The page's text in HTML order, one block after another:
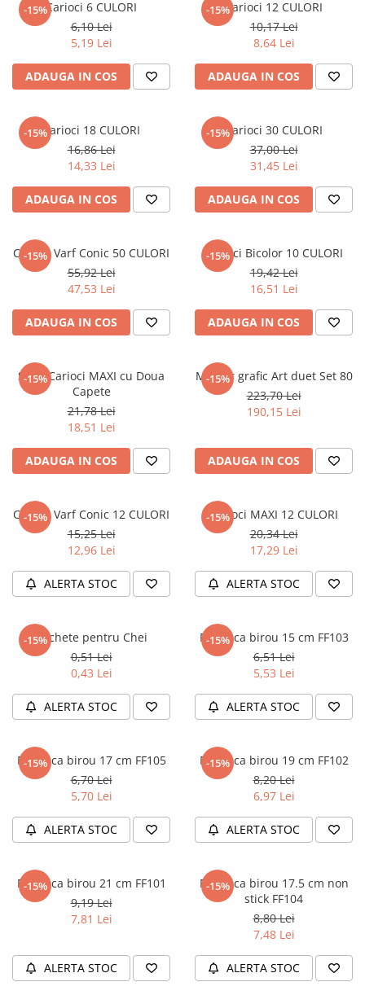
Numerologie
Paranormal
Parapsihologie
Ramtha
ReConnect
ScienceConnection
SelfHealing
Vindecare Spirituala
Diete
Masaj
MedConnect
Medicina & Farmacie
Medicina Pentru Toti
SealfHealing
Sport
Starea de bine
Terapii Alternative
AudioBook
Beletristica
Biografii, Memorii, Jurnale
Carti erotice
Carti pentru Adolescenti, Young
Crime, Thriller, Mistery
Literatura Universala
Romane de dragoste, Carti
romantice
Senzatii/Erotic
Senzatii/Suspans
SF & Fantasy
Teatru
-15%Carioci 6 CULORI
6,10 Lei
5,19 Lei
ADAUGA IN COS
-15%Carioci 12 CULORI
10,17 Lei
8,64 Lei
ADAUGA IN COS
-15%Carioci 18 CULORI
16,86 Lei
14,33 Lei
ADAUGA IN COS
-15%Carioci 30 CULORI
37,00 Lei
31,45 Lei
ADAUGA IN COS
-15%
Carioci Varf Conic 50 CULORI
55,92 Lei
47,53 Lei
ADAUGA IN COS
-15%
Carioci Bicolor 10 CULORI
19,42 Lei
16,51 Lei
ADAUGA IN COS
-15%
Set 8 Carioci MAXI cu Doua
Capete
21,78 Lei
18,51 Lei
ADAUGA IN COS
-15%
Marker grafic Art duet Set 80
223,70 Lei
190,15 Lei
ADAUGA IN COS
-15%
Carioci Varf Conic 12 CULORI
15,25 Lei
12,96 Lei
ALERTA STOC
-15%
Carioci MAXI 12 CULORI
20,34 Lei
17,29 Lei
ALERTA STOC
-15%Etichete pentru Chei
0,51 Lei
0,43 Lei
ALERTA STOC
-15%
Foarfeca birou 15 cm FF103
6,51 Lei
5,53 Lei
ALERTA STOC
-15%
Foarfeca birou 17 cm FF105
6,70 Lei
5,70 Lei
ALERTA STOC
-15%
Foarfeca birou 19 cm FF102
8,20 Lei
6,97 Lei
ALERTA STOC
-15%
Foarfeca birou 21 cm FF101
9,19 Lei
7,81 Lei
ALERTA STOC
-15%
Foarfeca birou 17.5 cm non
stick FF104
8,80 Lei
7,48 Lei
ALERTA STOC